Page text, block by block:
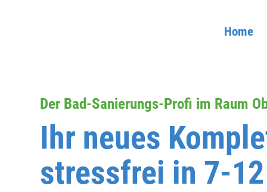
Home
Der Bad-Sanierungs-Profi im Raum
Ihr neues
stressfrei in 7-12